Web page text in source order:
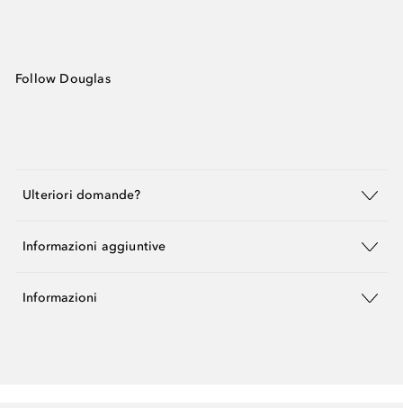
Follow Douglas
Ulteriori domande?
Informazioni aggiuntive
Informazioni